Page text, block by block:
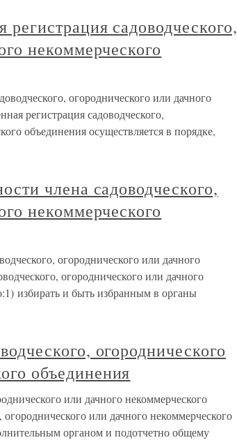
регистрация садоводческого,
некоммерческого
огороднического или дачного
регистрация садоводческого,
объединения осуществляется в порядке,
члена садоводческого,
некоммерческого
огороднического или дачного
огороднического или дачного
избирать и быть избранным в органы
огороднического
объединения
или дачного некоммерческого
или дачного некоммерческого
органом и подотчетно общему